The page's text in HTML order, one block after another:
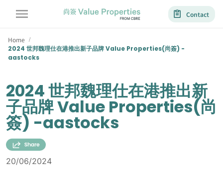
Contact
Home /
2024 世邦魏理仕在港推出新子品牌 Value Properties(尚簽) -
aastocks
2024 世邦魏理仕在港推出新
子品牌 Value Properties(尚
簽) -aastocks
20/06/2024